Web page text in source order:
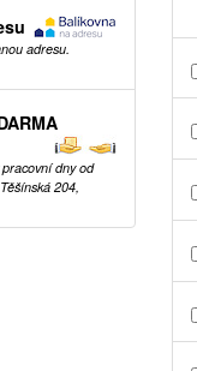
adresu.
dny od
204,